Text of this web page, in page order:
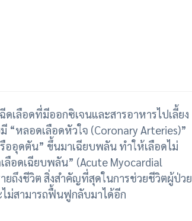
ลือดที่มีออกซิเจนและสารอาหารไปเลี้ยง
“หลอดเลือดหัวใจ (Coronary Arteries)”
ออุดตัน” ขึ้นมาเฉียบพลัน ทำให้เลือดไม่
ลือดเฉียบพลัน” (Acute Myocardial
ถึงชีวิต สิ่งสำคัญที่สุดในการช่วยชีวิตผู้ป่วย
ไม่สามารถฟื้นฟูกลับมาได้อีก